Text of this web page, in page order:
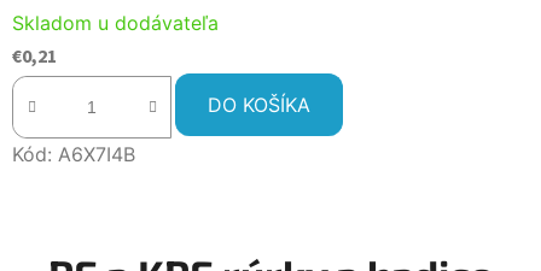
Skladom u dodávateľa
€0,21
DO KOŠÍKA
Kód: A6X7I4B